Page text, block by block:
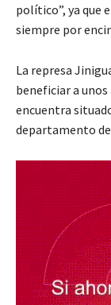
político”, ya que
siempre por
La represa
beneficiar a
encuentra
departamento